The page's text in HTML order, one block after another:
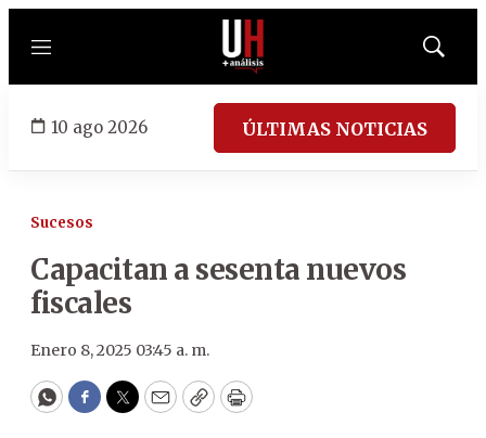
Menú
Mostrar
10 ago 2026 ÚLTIMAS NOTICIAS
Sucesos
Capacitan a sesenta nuevos
fiscales
Enero 8, 2025 03:45 a. m.
WhatsApp
Facebook
Twitter
EmailCopyPrint